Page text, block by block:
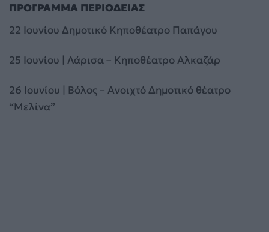
ΠΡΟΓΡΑΜΜΑ ΠΕΡΙΟΔΕΙΑΣ
22 Ιουνίου Δημοτικό Κηποθέατρο Παπάγου
25 Ιουνίου | Λάρισα – Κηποθέατρο Αλκαζάρ
26 Ιουνίου | Βόλος – Ανοιχτό Δημοτικό θέατρο
“Μελίνα”